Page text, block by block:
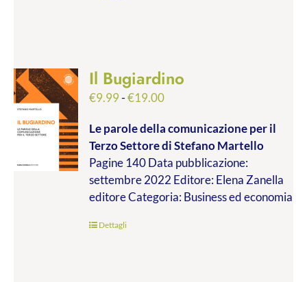
Il Bugiardino
€9.99-€19.00Fascia
prezzo:
da
€9.99
a
€19.00
Le parole della comunicazione per il
Terzo Settoredi Stefano Martello
Pagine 140 Data pubblicazione:
settembre 2022 Editore: Elena Zanella
editore Categoria: Business ed economia
Dettagli